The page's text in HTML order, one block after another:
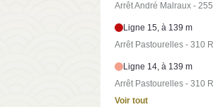
Arrêt André Malraux -
Ligne 15, à 139 m
Arrêt Pastourelles - 310
Ligne 14, à 139 m
Arrêt Pastourelles - 310
Voir tout